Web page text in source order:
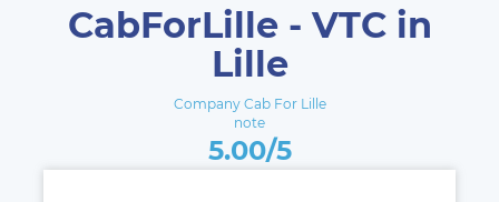
CabForLille - VTC in
Lille
Company Cab For Lille
note
5.00/5